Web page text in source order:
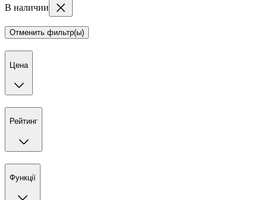
В наличии
Отменить фильтр(ы)
Цена
Рейтинг
Функції